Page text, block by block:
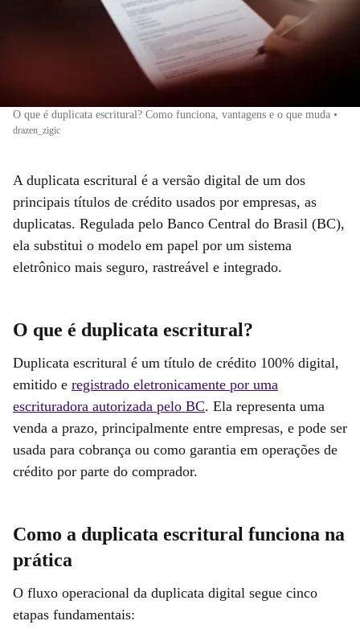
O que é duplicata escritural? Como funciona, vantagens e o que muda •
drazen_zigic
A duplicata escritural é a versão digital de um dos
principais títulos de crédito usados por empresas, as
duplicatas. Regulada pelo Banco Central do Brasil (BC),
ela substitui o modelo em papel por um sistema
eletrônico mais seguro, rastreável e integrado.
O que é duplicata escritural?
Duplicata escritural é um título de crédito 100% digital,
emitido e registrado eletronicamente por uma
escrituradora autorizada pelo BC. Ela representa uma
venda a prazo, principalmente entre empresas, e pode ser
usada para cobrança ou como garantia em operações de
crédito por parte do comprador.
Como a duplicata escritural funciona na
prática
O fluxo operacional da duplicata digital segue cinco
etapas fundamentais: